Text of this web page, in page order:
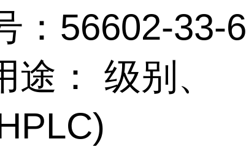
：56602-33-6
： 级别、